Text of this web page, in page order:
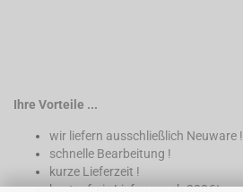
Ihre Vorteile ...
wir liefern ausschließlich Neuware !
schnelle Bearbeitung !
kurze Lieferzeit !